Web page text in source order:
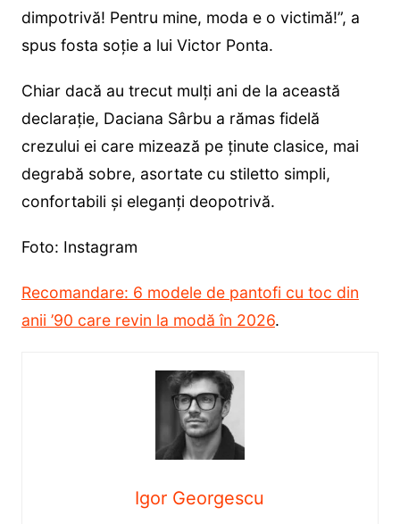
dimpotrivă! Pentru mine, moda e o victimă!”, a
spus fosta soție a lui Victor Ponta.
Chiar dacă au trecut mulți ani de la această
declarație, Daciana Sârbu a rămas fidelă
crezului ei care mizează pe ținute clasice, mai
degrabă sobre, asortate cu stiletto simpli,
confortabili și eleganți deopotrivă.
Foto: Instagram
Recomandare: 6 modele de pantofi cu toc din
anii ’90 care revin la modă în 2026.
Igor Georgescu